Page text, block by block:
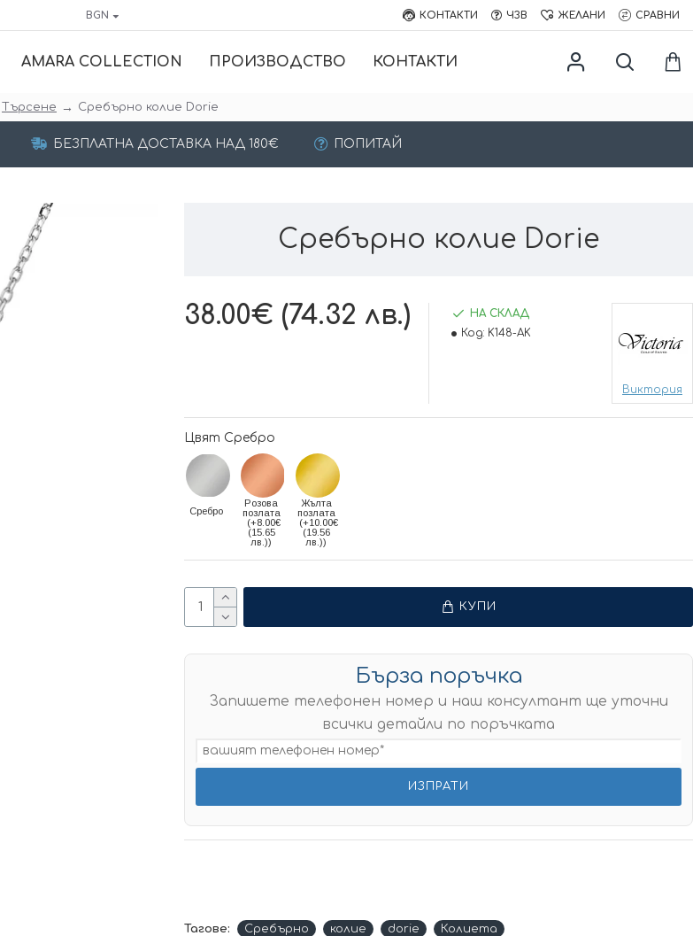
BGN КОНТАКТИ ЧЗВ ЖЕЛАНИ СРАВНИ
AMARA COLLECTION ПРОИЗВОДСТВО КОНТАКТИ
Търсене Сребърно колие Dorie
БЕЗПЛАТНА ДОСТАВКА НАД 180€ ПОПИТАЙ
Сребърно колие Dorie
38.00€ (74.32 лв.)
НА СКЛАД
Код: K148-AK
Виктория
Цвят Сребро
Сребро
Розова
позлата
(+8.00€
(15.65
лв.))
Жълта
позлата
(+10.00€
(19.56
лв.))
КУПИ
Бърза поръчка
Запишете телефонен номер и наш консултант ще уточни
всички детайли по поръчката
Тагове: Сребърно колие dorie Колиета